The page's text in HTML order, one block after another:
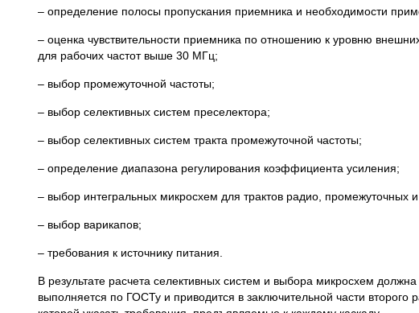
– определение полосы пропускания приемника и необходимости
– оценка чувствительности приемника по отношению к уровню
для рабочих частот выше 30 МГц;
– выбор промежуточной частоты;
– выбор селективных систем преселектора;
– выбор селективных систем тракта промежуточной частоты;
– определение диапазона регулирования коэффициента усиления;
– выбор интегральных микросхем для трактов радио, промежуточных и
– выбор варикапов;
– требования к источнику питания.
В результате расчета селективных систем и выбора микросхем
выполняется по ГОСТу и приводится в заключительной части